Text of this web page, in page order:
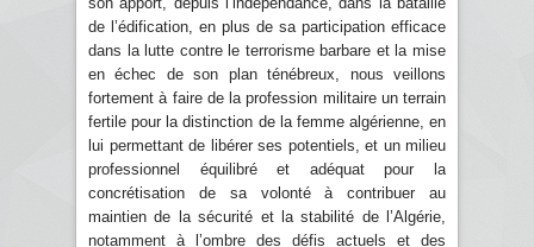
de l’édification, en plus de sa participation efficace
dans la lutte contre le terrorisme barbare et la mise
en échec de son plan ténébreux, nous veillons
fortement à faire de la profession militaire un terrain
fertile pour la distinction de la femme algérienne, en
lui permettant de libérer ses potentiels, et un milieu
professionnel équilibré et adéquat pour la
concrétisation de sa volonté à contribuer au
maintien de la sécurité et la stabilité de l’Algérie,
notamment à l’ombre des défis actuels et des